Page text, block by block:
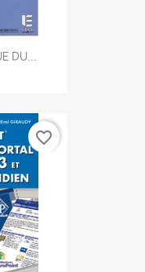
DU...
favorite_border